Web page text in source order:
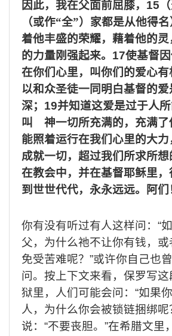
因此，我在父面前屈膝， 15
（或作“全”）家都是从他得名
着他丰盛的荣耀，藉着他的
的力量刚强起来。 17使基督
在你们心里，叫你们的爱心有
以和众圣徒一同明白基督的
深； 19并知道这爱是过于人
叫 神一切所充满的，充满了
能照着运行在我们心里的大
成就一切，超过我们所求所想
在教会中，并在基督耶稣里
到世世代代，永永远远。阿们
你有没有听过有人这样问： “
父，为什么祂不让你有钱，
免受苦难呢？ ”或许你自己也
问。按上下文来看，保罗写
狱里，人们可能会问： “如果
人，为什么你会被锁链捆绑呢
说： “不要丧胆。 ”在希腊文里